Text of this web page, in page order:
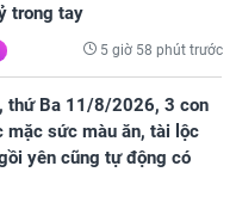
trong tay
5 giờ 58 phút trước
thứ Ba 11/8/2026, 3 con
mặc sức màu ăn, tài lộc
yên cũng tự động có